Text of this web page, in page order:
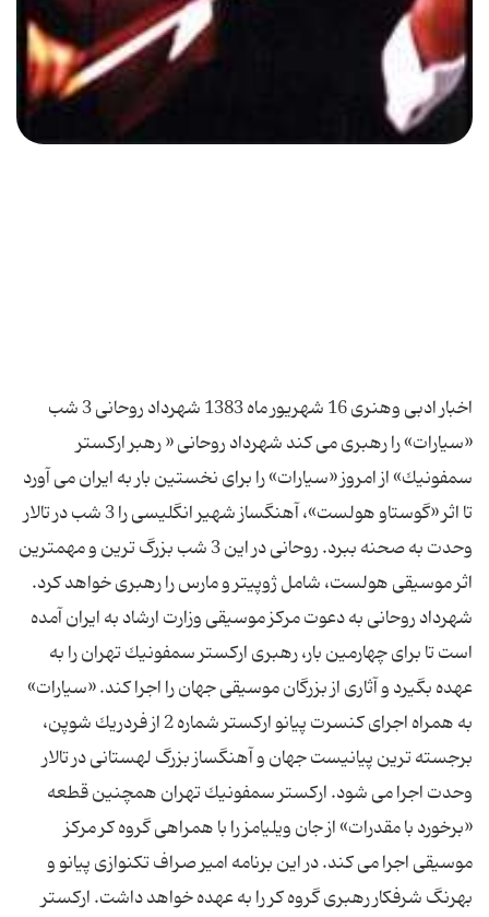
اخبار ادبی وهنری 16 شهریور ماه 1383 شهرداد روحانی 3 شب
«سیارات» را رهبری می كند شهرداد روحانی « رهبر اركستر
سمفونیك» از امروز «سیارات» را برای نخستین بار به ایران می آورد
تا اثر «گوستاو هولست»، آهنگساز شهیر انگلیسی را 3 شب در تالار
وحدت به صحنه ببرد. روحانی در این 3 شب بزرگ ترین و مهمترین
اثر موسیقی هولست، شامل ژوپیتر و مارس را رهبری خواهد كرد.
شهرداد روحانی به دعوت مركز موسیقی وزارت ارشاد به ایران آمده
است تا برای چهارمین بار، رهبری اركستر سمفونیك تهران را به
عهده بگیرد و آثاری از بزرگان موسیقی جهان را اجرا كند. «سیارات»
به همراه اجرای كنسرت پیانو اركستر شماره 2 از فردریك شوپن،
برجسته ترین پیانیست جهان و آهنگساز بزرگ لهستانی در تالار
وحدت اجرا می شود. اركستر سمفونیك تهران همچنین قطعه
«برخورد با مقدرات» از جان ویلیامز را با همراهی گروه كر مركز
موسیقی اجرا می كند. در این برنامه امیر صراف تكنوازی پیانو و
بهرنگ شرفكار رهبری گروه كر را به عهده خواهد داشت. اركستر